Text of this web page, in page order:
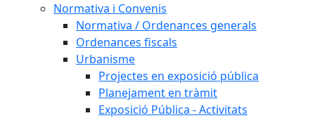
Normativa i Convenis
Normativa / Ordenances generals
Ordenances fiscals
Urbanisme
Projectes en exposició pública
Planejament en tràmit
Exposició Pública - Activitats